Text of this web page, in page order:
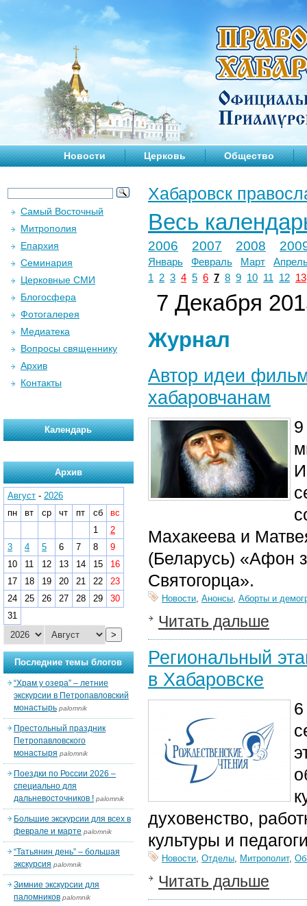
Новости Церковь Общество
Хабаровск
Весь
2006 2007 2008
Январь Февраль Март
1
2 3 4 5 6 7 8 9 10 11 12 13
7 Декабря
Журнал
Автор идеи
хабаровчанам
Махакеева и
(Беларусь) «Афон
Святогорца».
Новости, Анонсы, Аборты и
Читать дальше
Региональный
в Хабаровске
духовенство,
культуры и
Новости, Отделы, Митрополит,
Читать дальше
Самый Восточный
Митрополия
Епархия
Семинария
Церковные СМИ
Блогосфера
Фотогалерея
Медиатека
Вопросы священнику
Архив
Контакты
Календарь
Архив
Август - 2026
пн
вт ср чт пт сб
вс
1
2
3
4 5 6 7 8
9
10
11 12 13 14 15
16
17
18 19 20 21 22
23
24
25 26 27 28 29
30
31
>
Последние темы блогов
“Храм у озера” – летние
экскурсии в Петропавловский
монастырь palomnik
Престольный праздник
Петропавловского
монастыря palomnik
Поездки по России 2026 –
специально для
дальневосточников ! palomnik
Большие экскурсии для всех в
феврале и марте palomnik
“Татьянин день” – большая
экскурсия palomnik
Зимние экскурсии для
паломников palomnik